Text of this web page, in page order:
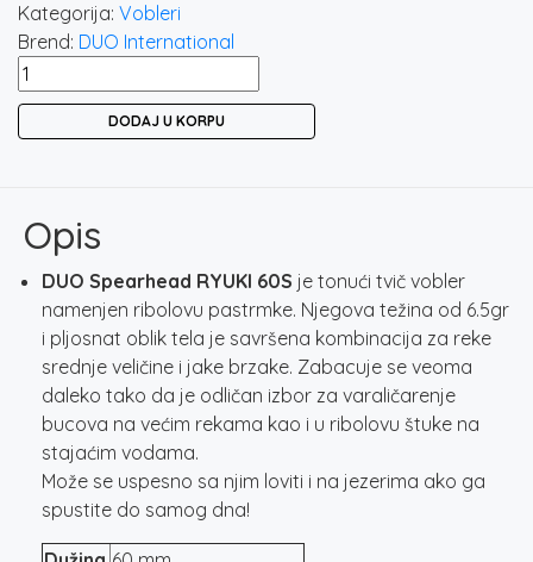
Kategorija: Vobleri
Brend: DUO International
DUO
SPEARHEAD
MINNOW
količina
DODAJ U KORPU
Opis
DUO Spearhead RYUKI 60S je tonući tvič vobler
namenjen ribolovu pastrmke. Njegova težina od 6.5gr
i pljosnat oblik tela je savršena kombinacija za reke
srednje veličine i jake brzake. Zabacuje se veoma
daleko tako da je odličan izbor za varaličarenje
bucova na većim rekama kao i u ribolovu štuke na
stajaćim vodama.
Može se uspesno sa njim loviti i na jezerima ako ga
spustite do samog dna!